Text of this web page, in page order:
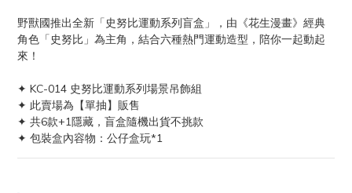
野獸國推出全新「史努比運動系列盲盒」，由《花生漫畫》經典
角色「史努比」為主角，結合六種熱門運動造型，陪你一起動起
來！
✦ KC-014 史努比運動系列場景吊飾組
✦ 此賣場為【單抽】販售
✦ 共6款+1隱藏，盲盒隨機出貨不挑款
✦ 包裝盒內容物：公仔盒玩*1